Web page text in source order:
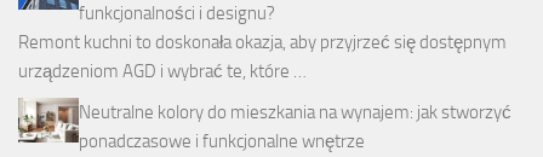
funkcjonalności i designu?
Remont kuchni to doskonała okazja, aby przyjrzeć się dostępnym
urządzeniom AGD i wybrać te, które …
Neutralne kolory do mieszkania na wynajem: jak stworzyć
ponadczasowe i funkcjonalne wnętrze